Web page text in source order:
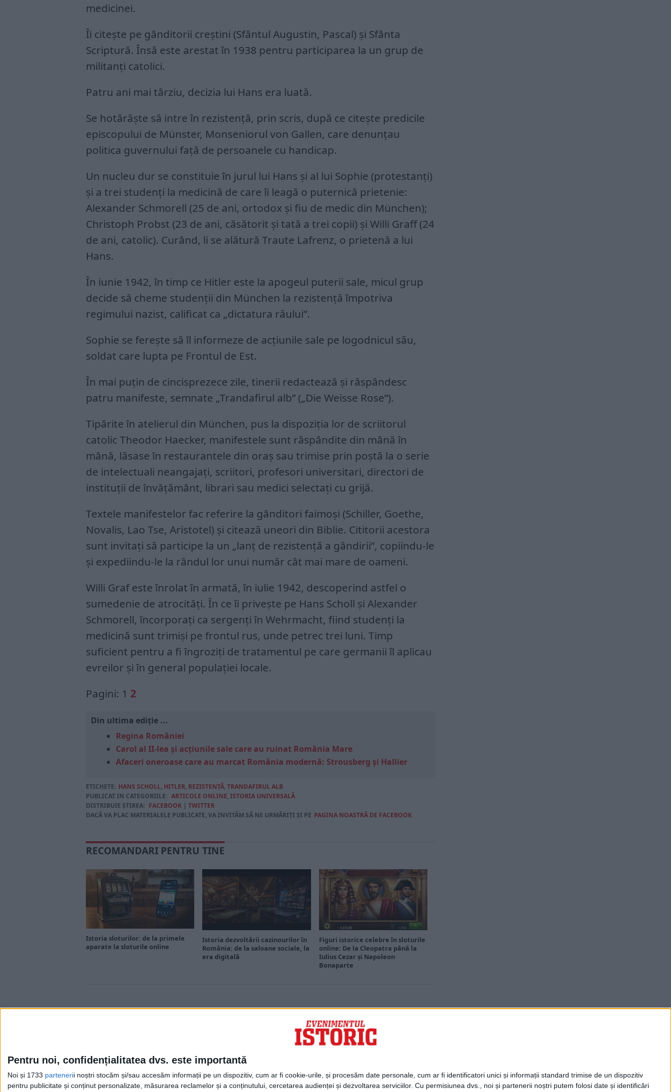
Pentru noi, confidențialitatea dvs. este importantă
Noi și 1733 partenerii noștri stocăm și/sau accesăm informații pe un dispozitiv, cum ar fi cookie-urile, și procesăm date personale, cum ar fi identificatori unici și informații standard trimise de un dispozitiv
pentru publicitate și conținut personalizate, măsurarea reclamelor și a conținutului, cercetarea audienței și dezvoltarea serviciilor. Cu permisiunea dvs., noi și partenerii noștri putem folosi date și identificări
medicinei.
Îi citește pe gânditorii creștini (Sfântul Augustin, Pascal) și Sfânta
Scriptură. Însă este arestat în 1938 pentru participarea la un grup de
militanți catolici.
Patru ani mai târziu, decizia lui Hans era luată.
Se hotărăște să intre în rezistență, prin scris, după ce citește predicile
episcopului de Münster, Monseniorul von Gallen, care denunțau
politica guvernului față de persoanele cu handicap.
Un nucleu dur se constituie în jurul lui Hans și al lui Sophie (protestanți)
și a trei studenți la medicină de care îi leagă o puternică prietenie:
Alexander Schmorell (25 de ani, ortodox și fiu de medic din München);
Christoph Probst (23 de ani, căsătorit și tată a trei copii) și Willi Graff (24
de ani, catolic). Curând, li se alătură Traute Lafrenz, o prietenă a lui
Hans.
În iunie 1942, în timp ce Hitler este la apogeul puterii sale, micul grup
decide să cheme studenții din München la rezistență împotriva
regimului nazist, calificat ca „dictatura răului”.
Sophie se ferește să îl informeze de acțiunile sale pe logodnicul său,
soldat care lupta pe Frontul de Est.
În mai puțin de cincisprezece zile, tinerii redactează și răspândesc
patru manifeste, semnate „Trandafirul alb” („Die Weisse Rose”).
Tipărite în atelierul din München, pus la dispoziția lor de scriitorul
catolic Theodor Haecker, manifestele sunt răspândite din mână în
mână, lăsase în restaurantele din oraș sau trimise prin poștă la o serie
de intelectuali neangajați, scriitori, profesori universitari, directori de
instituții de învățământ, librari sau medici selectați cu grijă.
Textele manifestelor fac referire la gânditori faimoși (Schiller, Goethe,
Novalis, Lao Tse, Aristotel) și citează uneori din Biblie. Cititorii acestora
sunt invitați să participe la un „lanț de rezistență a gândirii”, copiindu-le
și expediindu-le la rândul lor unui număr cât mai mare de oameni.
Willi Graf este înrolat în armată, în iulie 1942, descoperind astfel o
sumedenie de atrocități. În ce îi privește pe Hans Scholl și Alexander
Schmorell, încorporați ca sergenți în Wehrmacht, fiind studenți la
medicină sunt trimiși pe frontul rus, unde petrec trei luni. Timp
suficient pentru a fi îngroziți de tratamentul pe care germanii îl aplicau
evreilor și în general populației locale.
Pagini: 1 2
Din ultima ediție ...
Regina României
Carol al II-lea și acțiunile sale care au ruinat România Mare
Afaceri oneroase care au marcat România modernă: Strousberg și Hallier
ETICHETE: HANS SCHOLL, HITLER, REZISTENȚĂ, TRANDAFIRUL ALB
PUBLICAT IN CATEGORIILE: ARTICOLE ONLINE, ISTORIA UNIVERSALĂ
DISTRIBUIE ȘTIREA: FACEBOOK
TWITTER
DACĂ VA PLAC MATERIALELE PUBLICATE, VA INVITĂM SĂ NE URMĂRIȚI ȘI PE PAGINA NOASTRĂ DE FACEBOOK
RECOMANDARI PENTRU TINE
Istoria sloturilor: de la primele
aparate la sloturile online
Istoria dezvoltării cazinourilor în
România: de la saloane sociale, la
era digitală
Figuri istorice celebre în sloturile
online: De la Cleopatra până la
Iulius Cezar și Napoleon
Bonaparte
Cea mai mare revistă de istorie din Europa!.
Evenimentul Zilei
Doctorul Zilei
Infofinanciar
Infoactual